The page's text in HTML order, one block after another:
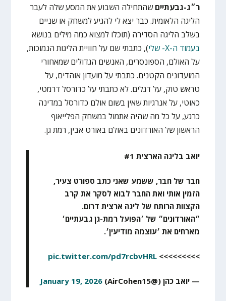
ר״ג-גבעתייםשהתחילה השבוע את המסע שלה לעבר
הליגה הלאומית. כבר יצא לי להגיע למשחק או שניים
בשלב הליגה הסדירה (תוכלו למצוא כמה מילים בנושא
בעמוד ה-X- שלי
), כתבתי שם על חוויית הליגות הנמוכות,
על האולם, הספונסרים, האנשים הגדולים שמאחורי
המועדונים הקטנים. כתבתי על מועדון אוהדים, על
טראש טוק, על דגלים. לא כתבתי על כדורסל דרמטי,
כאוטי, על אנרגיות שאין בשום אולם כדורסל במדינה
כרגע, על כל מה שהיה אתמול במשחק הפלייאוף
הראשון של האורדונים באולם באורט אבין, רמת גן.
יואב בליגה הארצית #1
חבר של חבר, ששמע שאני כתב ספורט צעיר,
הזמין אותי ואת החבר לבוא לסקר את קרב
הקצוות הרותח של ליגה ארצית דרום.
״האורדונים״ של ׳הפועל רמת-גן גבעתיים׳
מארחים את ׳עוצמה מודיעין׳.
>>>>>>>>>
pic.twitter.com/pd7rcbvHRL
— יואב כהן (@AirCohen15) January 19, 2026